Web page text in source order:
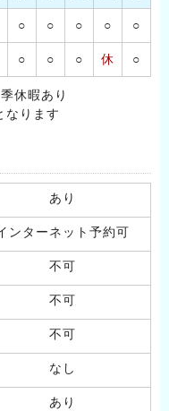
○ ○ ○ ○ ○
○ ○ ○ 休 ○
休暇あり
なります
あり
ンターネット予約可
不可
不可
不可
なし
あり